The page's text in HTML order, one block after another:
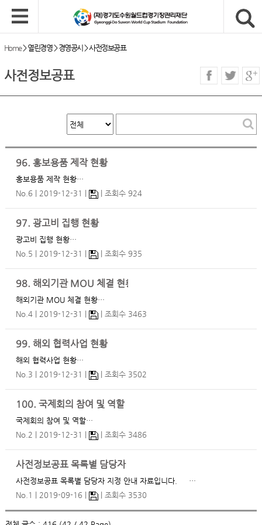
Home>열린경영>경영공시 >사전정보공표
사전정보공표
96. 홍보용품 제작 현황
홍보용품 제작 현황…
No.6
2019-12-31 조회수 924
97. 광고비 집행 현황
광고비 집행 현황…
No.5
2019-12-31 조회수 935
98. 해외기관 MOU 체결 현황
해외기관 MOU 체결 현황…
No.4
2019-12-31 조회수 3463
99. 해외 협력사업 현황
해외 협력사업 현황…
No.3
2019-12-31 조회수 3502
100. 국제회의 참여 및 역할
국제회의 참여 및 역할…
No.2
2019-12-31 조회수 3486
사전정보공표 목록별 담당자 지정 안내
사전정보공표 목록별 담당자 지정 안내 자료입니다. …
No.1
2019-09-16 조회수 3530